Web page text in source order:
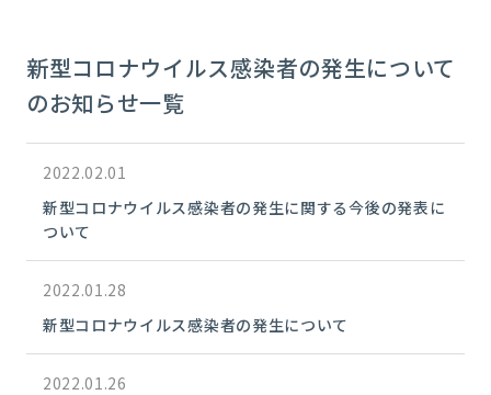
新型コロナウイルス感染者の発生について
のお知らせ一覧
2022.02.01
新型コロナウイルス感染者の発生に関する今後の発表に
ついて
2022.01.28
新型コロナウイルス感染者の発生について
2022.01.26